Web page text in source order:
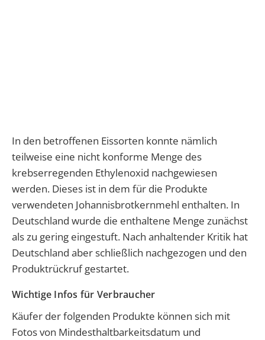
In den betroffenen Eissorten konnte nämlich
teilweise eine nicht konforme Menge des
krebserregenden Ethylenoxid nachgewiesen
werden. Dieses ist in dem für die Produkte
verwendeten Johannisbrotkernmehl enthalten. In
Deutschland wurde die enthaltene Menge zunächst
als zu gering eingestuft. Nach anhaltender Kritik hat
Deutschland aber schließlich nachgezogen und den
Produktrückruf gestartet.
Wichtige Infos für Verbraucher
Käufer der folgenden Produkte können sich mit
Fotos von Mindesthaltbarkeitsdatum und